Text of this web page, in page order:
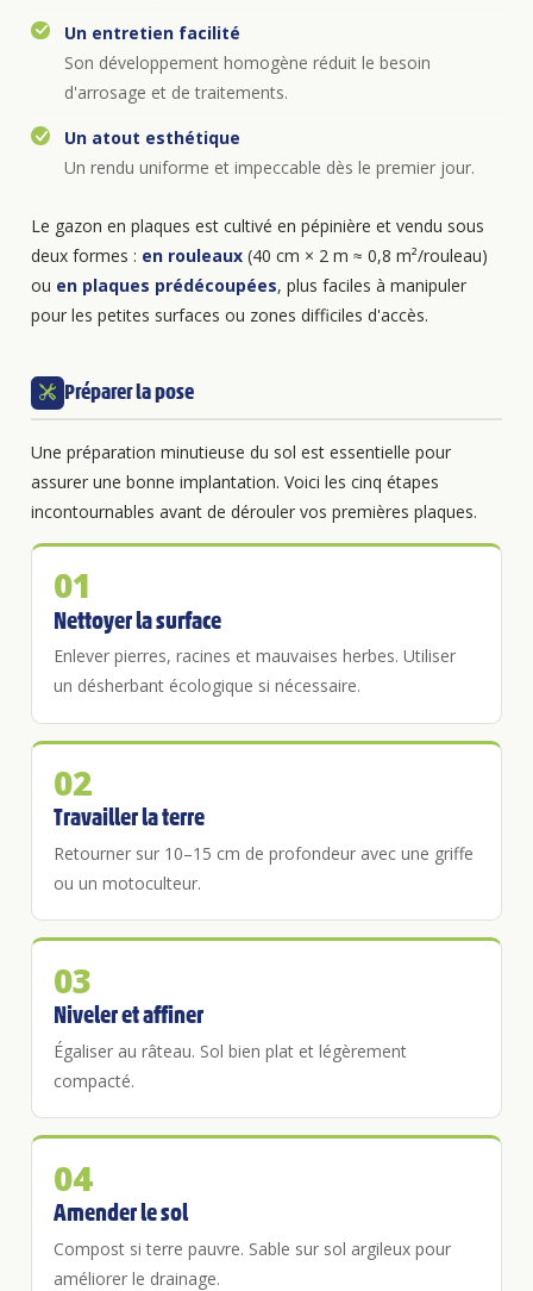
Un entretien facilité
Son développement homogène réduit le besoin
d'arrosage et de traitements.
Un atout esthétique
Un rendu uniforme et impeccable dès le premier jour.
Le gazon en plaques est cultivé en pépinière et vendu sous
deux formes : en rouleaux (40 cm × 2 m ≈ 0,8 m²/rouleau)
ou en plaques prédécoupées, plus faciles à manipuler
pour les petites surfaces ou zones difficiles d'accès.
Préparer la pose
Une préparation minutieuse du sol est essentielle pour
assurer une bonne implantation. Voici les cinq étapes
incontournables avant de dérouler vos premières plaques.
01
Nettoyer la surface
Enlever pierres, racines et mauvaises herbes. Utiliser
un désherbant écologique si nécessaire.
02
Travailler la terre
Retourner sur 10–15 cm de profondeur avec une griffe
ou un motoculteur.
03
Niveler et affiner
Égaliser au râteau. Sol bien plat et légèrement
compacté.
04
Amender le sol
Compost si terre pauvre. Sable sur sol argileux pour
améliorer le drainage.